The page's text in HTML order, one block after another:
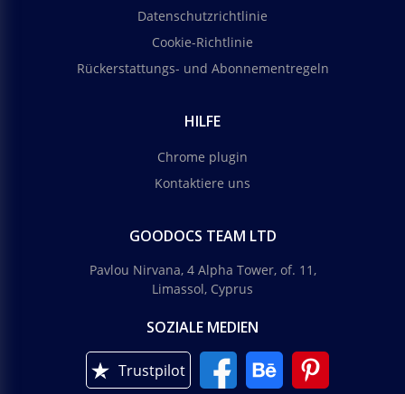
Datenschutzrichtlinie
Cookie-Richtlinie
Rückerstattungs- und Abonnementregeln
HILFE
Chrome plugin
Kontaktiere uns
GOODOCS TEAM LTD
Pavlou Nirvana, 4 Alpha Tower, of. 11,
Limassol, Cyprus
SOZIALE MEDIEN
Trustpilot